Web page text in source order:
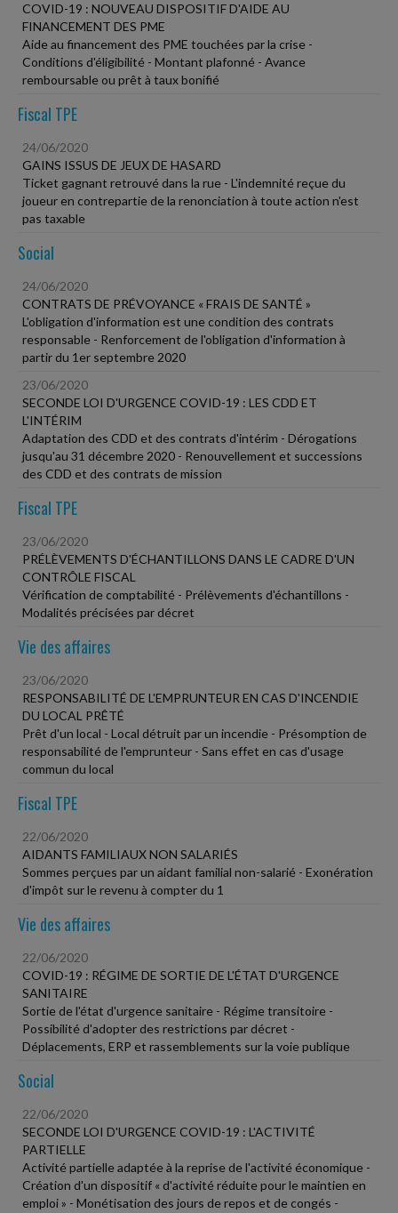
COVID-19 : NOUVEAU DISPOSITIF D'AIDE AU
FINANCEMENT DES PME
Aide au financement des PME touchées par la crise -
Conditions d'éligibilité - Montant plafonné - Avance
remboursable ou prêt à taux bonifié
Fiscal TPE
24/06/2020
GAINS ISSUS DE JEUX DE HASARD
Ticket gagnant retrouvé dans la rue - L'indemnité reçue du
joueur en contrepartie de la renonciation à toute action n'est
pas taxable
Social
24/06/2020
CONTRATS DE PRÉVOYANCE « FRAIS DE SANTÉ »
L'obligation d'information est une condition des contrats
responsable - Renforcement de l'obligation d'information à
partir du 1er septembre 2020
23/06/2020
SECONDE LOI D'URGENCE COVID-19 : LES CDD ET
L'INTÉRIM
Adaptation des CDD et des contrats d'intérim - Dérogations
jusqu'au 31 décembre 2020 - Renouvellement et successions
des CDD et des contrats de mission
Fiscal TPE
23/06/2020
PRÉLÈVEMENTS D'ÉCHANTILLONS DANS LE CADRE D'UN
CONTRÔLE FISCAL
Vérification de comptabilité - Prélèvements d'échantillons -
Modalités précisées par décret
Vie des affaires
23/06/2020
RESPONSABILITÉ DE L'EMPRUNTEUR EN CAS D'INCENDIE
DU LOCAL PRÊTÉ
Prêt d'un local - Local détruit par un incendie - Présomption de
responsabilité de l'emprunteur - Sans effet en cas d'usage
commun du local
Fiscal TPE
22/06/2020
AIDANTS FAMILIAUX NON SALARIÉS
Sommes perçues par un aidant familial non-salarié - Exonération
d'impôt sur le revenu à compter du 1
Vie des affaires
22/06/2020
COVID-19 : RÉGIME DE SORTIE DE L'ÉTAT D'URGENCE
SANITAIRE
Sortie de l'état d'urgence sanitaire - Régime transitoire -
Possibilité d'adopter des restrictions par décret -
Déplacements, ERP et rassemblements sur la voie publique
Social
22/06/2020
SECONDE LOI D'URGENCE COVID-19 : L'ACTIVITÉ
PARTIELLE
Activité partielle adaptée à la reprise de l'activité économique -
Création d'un dispositif « d'activité réduite pour le maintien en
emploi » - Monétisation des jours de repos et de congés -